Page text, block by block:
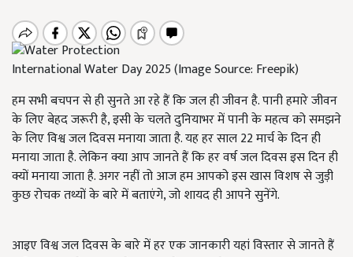
International Water Day 2025 (Image Source: Freepik)
हम सभी बचपन से ही सुनते आ रहे हैं कि जल ही जीवन है. पानी हमारे जीवन
के लिए बेहद जरूरी है, इसी के चलते दुनियाभर में पानी के महत्व को समझने
के लिए विश्व जल दिवस मनाया जाता है. यह हर साल 22 मार्च के दिन ही
मनाया जाता है. लेकिन क्या आप जानते हैं कि हर वर्ष जल दिवस इस दिन ही
क्यों मनाया जाता है. अगर नहीं तो आज हम आपको इस खास विशष से जुड़ी
कुछ रोचक तथ्यों के बारे में बताएंगे, जो शायद ही आपने सुनेंगे.
आइए विश्व जल दिवस के बारे में हर एक जानकारी यहां विस्तार से जानते हैं